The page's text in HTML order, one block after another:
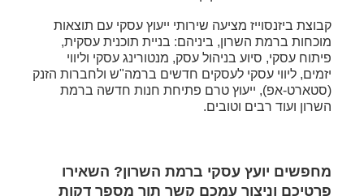
קבוצת ביזנסוייז מציעה שירותי ייעוץ עסקי עם תוצאות
מוכחות ברמת השרון, ביניהם: בניית תוכנית עסקית,
פיתוח עסקי, סיוע בניהול עסק, מנטורינג עסקי וליווי
יזמים, ליווי עסקי לעסקים חדשים ברמה"ש ולחברות הזנק
(סטארט-אפ), ייעוץ טרם פתיחת חנות חדשה ברמת
השרון ועוד רבים וטובים.
מחפשים יועץ עסקי ברמת השרון? השאירו
פרטיכם וניצור עמכם קשר תוך מספר דקות